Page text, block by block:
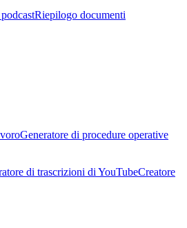
Riepilogo documenti
Generatore di procedure operative
di trascrizioni di YouTubeCreatore